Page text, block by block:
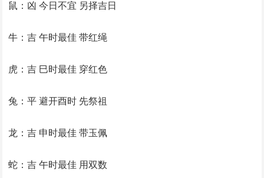
鼠：凶 今日不宜 另择吉日
牛：吉 午时最佳 带红绳
虎：吉 巳时最佳 穿红色
兔：平 避开酉时 先祭祖
龙：吉 申时最佳 带玉佩
蛇：吉 午时最佳 用双数